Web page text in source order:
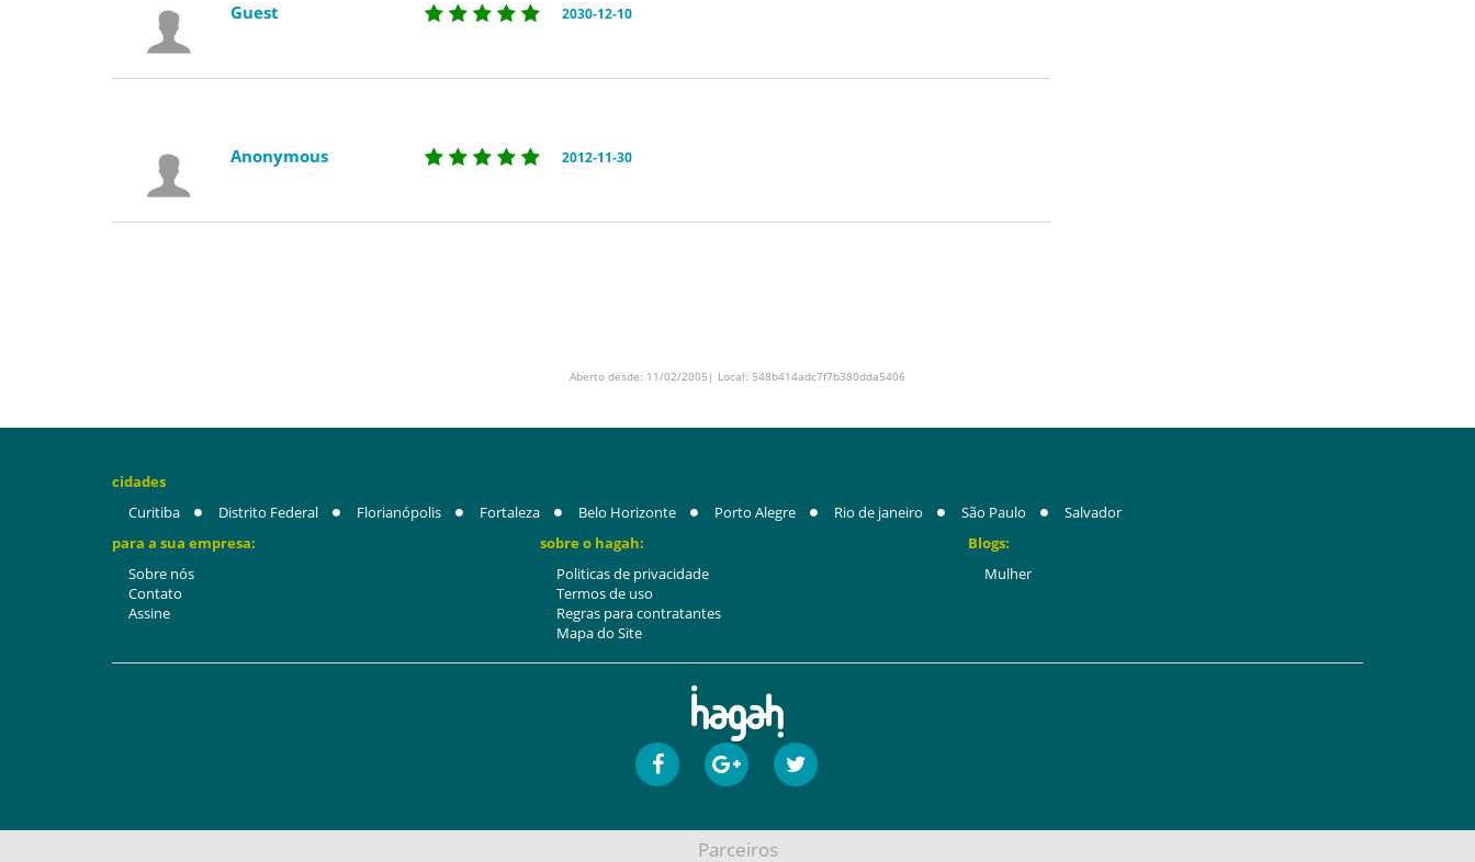
Guest 2030-12-10
Anonymous 2012-11-30
Aberto desde: 11/02/2005| Local: 548b414adc7f7b380dda5406
cidades
Curitiba
Distrito Federal Florianópolis Fortaleza Belo Horizonte Porto Alegre Rio de janeiro São Paulo
Salvador
para a sua empresa:
Sobre nós
Contato
Assine
sobre o hagah:
Politicas de privacidade
Termos de uso
Regras para contratantes
Mapa do Site
Blogs:
Mulher
Parceiros